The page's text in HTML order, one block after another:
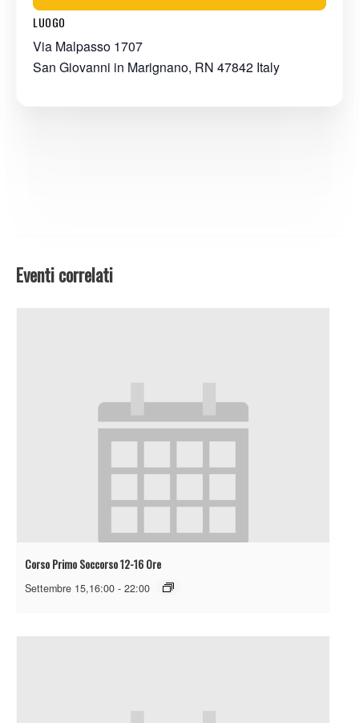
LUOGO
Via Malpasso 1707
San Giovanni in Marignano, RN 47842 Italy
Eventi correlati
Corso Primo Soccorso 12-16 Ore
Settembre 15,16:00 - 22:00